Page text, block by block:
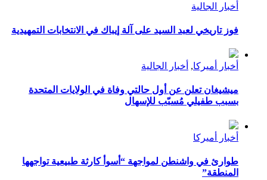
أخبار الجالية
فوز تاريخي لعبد السيد على آلة إيباك في الانتخابات التمهيدية
أخبار أميركا, أخبار الجالية
ميشيغان تعلن عن أول حالتي وفاة في الولايات المتحدة
بسبب طفيلي مُسبّب للإسهال
أخبار أميركا
طوارئ في واشنطن لمواجهة “أسوأ كارثة طبيعية تواجهها
المنطقة”